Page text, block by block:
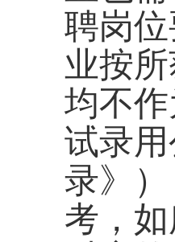
聘岗
业按
均不
试录
录》
考，